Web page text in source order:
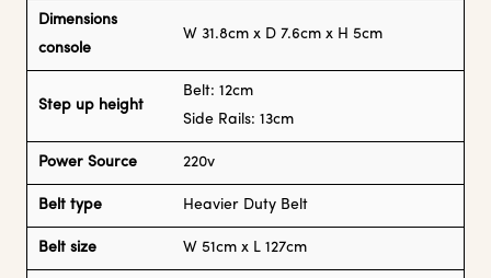
Dimensions
console
W 31.8cm x D 7.6cm x H 5cm
Step up height
Belt: 12cm
Side Rails: 13cm
Power Source 220v
Belt type Heavier Duty Belt
Belt size W 51cm x L 127cm